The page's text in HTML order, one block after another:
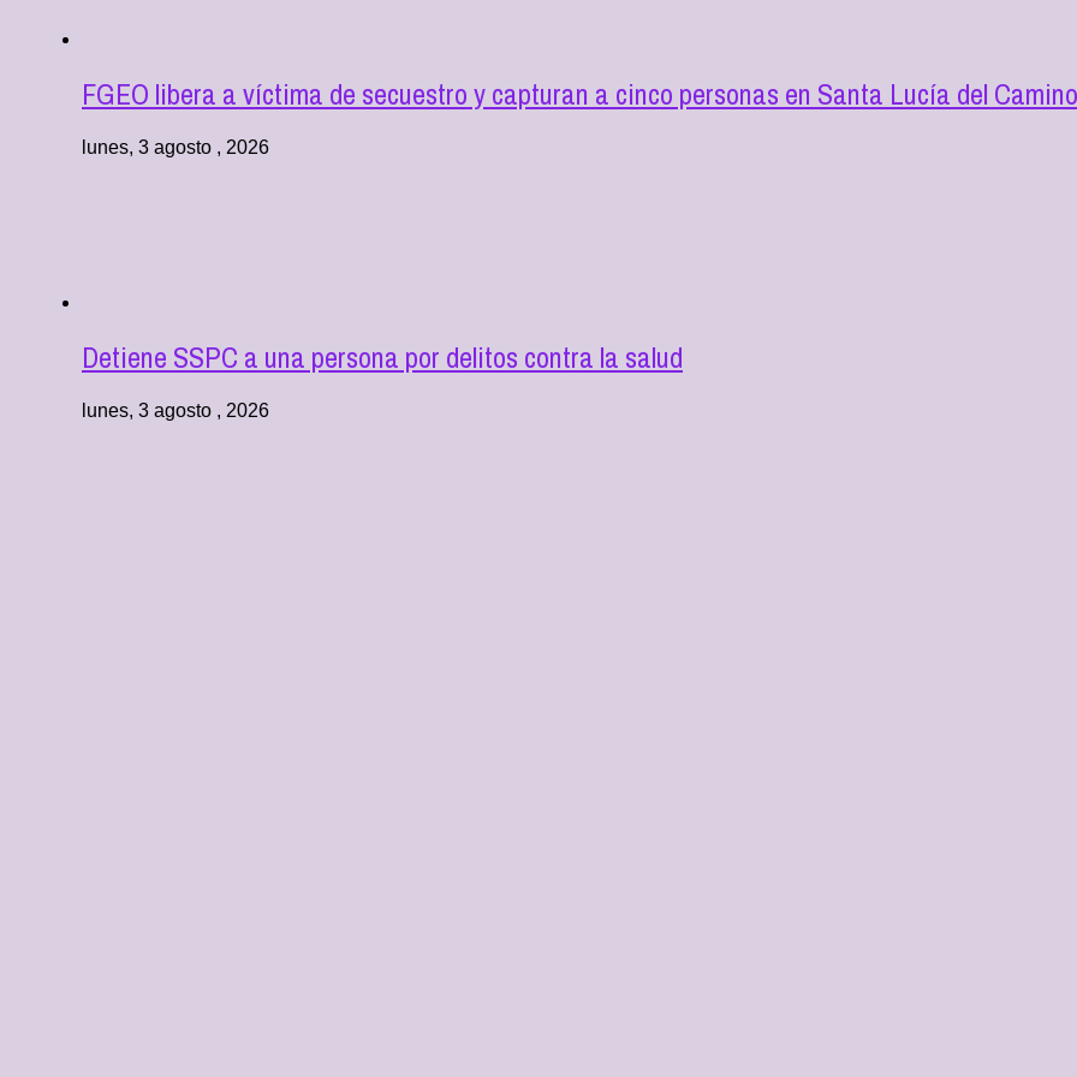
FGEO libera a víctima de secuestro y capturan a cinco personas en Santa Lucía del Camino
lunes, 3 agosto , 2026
Detiene SSPC a una persona por delitos contra la salud
lunes, 3 agosto , 2026